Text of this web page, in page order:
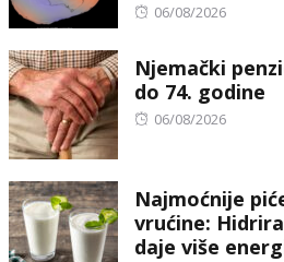
Posted
06/08/2026
Njemački
do 74. godine
Posted
06/08/2026
Najmoćnije
vrućine:
daje više